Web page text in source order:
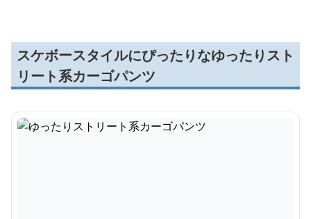
スケボースタイルにぴったりなゆったりスト
リート系カーゴパンツ